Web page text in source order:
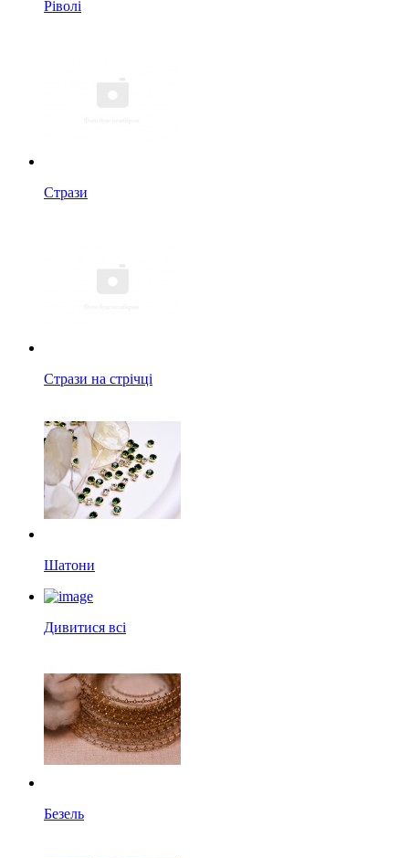
Ріволі
Стрази
Стрази на стрічці
Шатони
Дивитися всі
Безель